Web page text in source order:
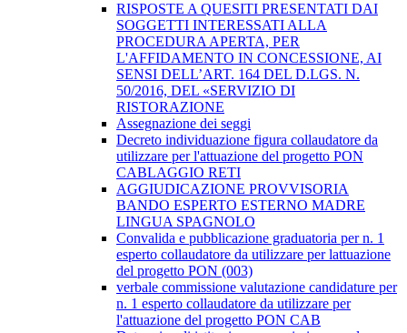
RISPOSTE A QUESITI PRESENTATI DAI
SOGGETTI INTERESSATI ALLA
PROCEDURA APERTA, PER
L'AFFIDAMENTO IN CONCESSIONE, AI
SENSI DELL’ART. 164 DEL D.LGS. N.
50/2016, DEL «SERVIZIO DI
RISTORAZIONE
Assegnazione dei seggi
Decreto individuazione figura collaudatore da
utilizzare per l'attuazione del progetto PON
CABLAGGIO RETI
AGGIUDICAZIONE PROVVISORIA
BANDO ESPERTO ESTERNO MADRE
LINGUA SPAGNOLO
Convalida e pubblicazione graduatoria per n. 1
esperto collaudatore da utilizzare per lattuazione
del progetto PON (003)
verbale commissione valutazione candidature per
n. 1 esperto collaudatore da utilizzare per
l'attuazione del progetto PON CAB